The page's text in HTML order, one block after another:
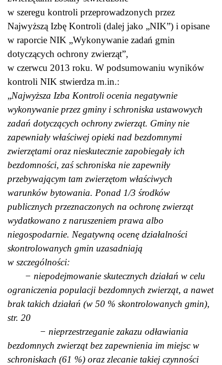
w szeregu kontroli przeprowadzonych przez
Najwyższą Izbę Kontroli (dalej jako „NIK”) i opisane
w raporcie NIK „Wykonywanie zadań gmin
dotyczących ochrony zwierząt”,
w czerwcu 2013 roku. W podsumowaniu wyników
kontroli NIK stwierdza m.in.:
„Najwyższa Izba Kontroli ocenia negatywnie
wykonywanie przez gminy i schroniska ustawowych
zadań dotyczących ochrony zwierząt. Gminy nie
zapewniały właściwej opieki nad bezdomnymi
zwierzętami oraz nieskutecznie zapobiegały ich
bezdomności, zaś schroniska nie zapewniły
przebywającym tam zwierzętom właściwych
warunków bytowania. Ponad 1/3 środków
publicznych przeznaczonych na ochronę zwierząt
wydatkowano z naruszeniem prawa albo
niegospodarnie. Negatywną ocenę działalności
skontrolowanych gmin uzasadniają
w szczególności:
− niepodejmowanie skutecznych działań w celu
ograniczenia populacji bezdomnych zwierząt, a nawet
brak takich działań (w 50 % skontrolowanych gmin),
str. 20
− nieprzestrzeganie zakazu odławiania
bezdomnych zwierząt bez zapewnienia im miejsc w
schroniskach (61 %) oraz zlecanie takiej czynności